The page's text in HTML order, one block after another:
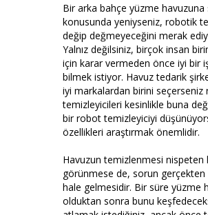
Bir arka bahçe yüzme
konusunda yeniyseniz, robotik
değip değmeyeceğini merak
Yalnız değilsiniz, birçok insan
için karar vermeden önce iyi bir iş
bilmek istiyor. Havuz tedarik
iyi markalardan birini seçerseniz
temizleyicileri kesinlikle buna
bir robot temizleyiciyi
özellikleri araştırmak önemlidir.
Havuzun temizlenmesi nispeten
görünmese de, sorun gerçekten
hale gelmesidir. Bir süre yüzme
olduktan sonra bunu